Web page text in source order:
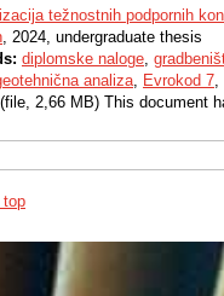
težnostnih podpornih
, 2024, undergraduate thesis
diplomske naloge,
analiza, Evrokod 7,
(file, 2,66 MB) This document
top